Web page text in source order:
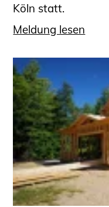
Köln statt.
Meldung lesen